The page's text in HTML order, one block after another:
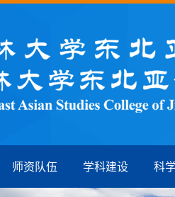
师资队伍 学科建设 科